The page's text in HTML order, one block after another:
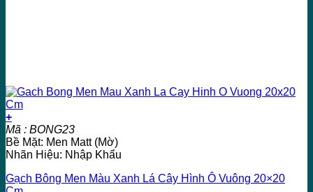
+
Mã : BONG23
Bề Mặt: Men Matt (Mờ)
Nhãn Hiệu: Nhập Khẩu
Gạch Bông Men Màu Xanh Lá Cây Hình Ô Vuông 20×20